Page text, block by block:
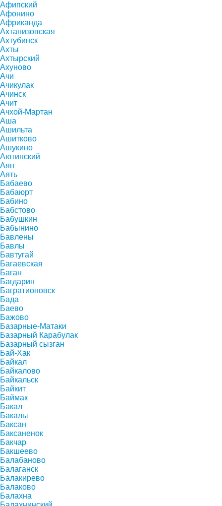
Афипский
Афонино
Африканда
Ахтанизовская
Ахтубинск
Ахты
Ахтырский
Ахуново
Ачи
Ачикулак
Ачинск
Ачит
Ачхой-Мартан
Аша
Ашильта
Ашитково
Ашукино
Аютинский
Аян
Аять
Бабаево
Бабаюрт
Бабино
Бабстово
Бабушкин
Бабынино
Бавлены
Бавлы
Бавтугай
Багаевская
Баган
Багдарин
Багратионовск
Бада
Баево
Бажово
Базарные-Матаки
Базарный Карабулак
Базарный сызган
Бай-Хак
Байкал
Байкалово
Байкальск
Байкит
Баймак
Бакал
Бакалы
Баксан
Баксаненок
Бакчар
Бакшеево
Балабаново
Балаганск
Балакирево
Балаково
Балахна